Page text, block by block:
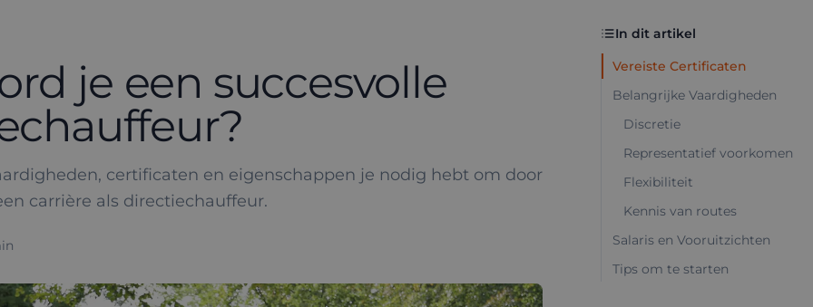
je een succesvolle
certificaten en eigenschappen je nodig hebt om door
carrière als directiechauffeur.
In dit artikel
Vereiste Certificaten
Belangrijke Vaardigheden
Discretie
Representatief voorkomen
Flexibiliteit
Kennis van routes
Salaris en Vooruitzichten
Tips om te starten